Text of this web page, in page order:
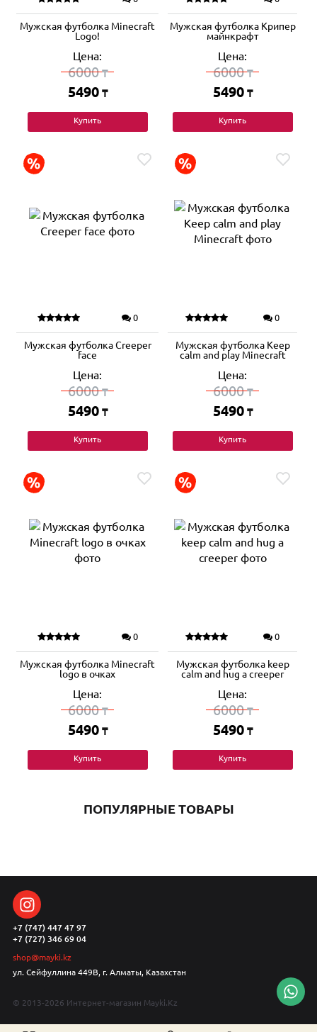
Мужская футболка Minecraft
Logo!
Цена:
6000₸
5490 ₸
Купить
Мужская футболка Крипер
майнкрафт
Цена:
6000₸
5490 ₸
Купить
0
Мужская футболка Creeper
face
Цена:
6000₸
5490 ₸
Купить
0
Мужская футболка Keep
calm and play Minecraft
Цена:
6000₸
5490 ₸
Купить
0
Мужская футболка Minecraft
logo в очках
Цена:
6000₸
5490 ₸
Купить
0
Мужская футболка keep
calm and hug a creeper
Цена:
6000₸
5490 ₸
Купить
ПОПУЛЯРНЫЕ ТОВАРЫ
+7 (747) 447 47 97
+7 (727) 346 69 04
shop@mayki.kz
ул. Сейфуллина 449В, г. Алматы, Казахстан
© 2013-2026 Интернет-магазин Mayki.Kz